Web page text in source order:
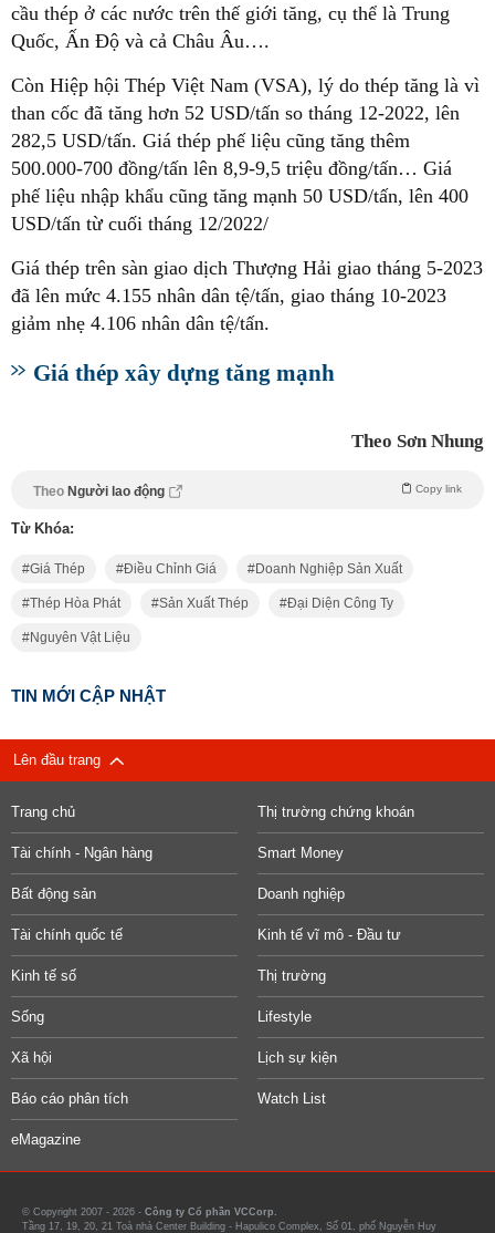
cầu thép ở các nước trên thế giới tăng, cụ thể là Trung
Quốc, Ấn Độ và cả Châu Âu….
Còn Hiệp hội Thép Việt Nam (VSA), lý do thép tăng là vì
than cốc đã tăng hơn 52 USD/tấn so tháng 12-2022, lên
282,5 USD/tấn. Giá thép phế liệu cũng tăng thêm
500.000-700 đồng/tấn lên 8,9-9,5 triệu đồng/tấn… Giá
phế liệu nhập khẩu cũng tăng mạnh 50 USD/tấn, lên 400
USD/tấn từ cuối tháng 12/2022/
Giá thép trên sàn giao dịch Thượng Hải giao tháng 5-2023
đã lên mức 4.155 nhân dân tệ/tấn, giao tháng 10-2023
giảm nhẹ 4.106 nhân dân tệ/tấn.
Giá thép xây dựng tăng mạnh
Theo Sơn Nhung
Theo Người lao động Copy link
Từ Khóa:
Giá Thép Điều Chỉnh Giá Doanh Nghiệp Sản Xuất
Thép Hòa Phát Sản Xuất Thép Đại Diện Công Ty
Nguyên Vật Liệu
TIN MỚI CẬP NHẬT
Lên đầu trang
Trang chủ Thị trường chứng khoán
Tài chính - Ngân hàng Smart Money
Bất động sản Doanh nghiệp
Tài chính quốc tế Kinh tế vĩ mô - Đầu tư
Kinh tế số Thị trường
Sống Lifestyle
Xã hội Lịch sự kiện
Báo cáo phân tích Watch List
eMagazine
© Copyright 2007 - 2026 - Công ty Cổ phần VCCorp.
Tầng 17, 19, 20, 21 Toà nhà Center Building - Hapulico Complex, Số 01, phố Nguyễn Huy